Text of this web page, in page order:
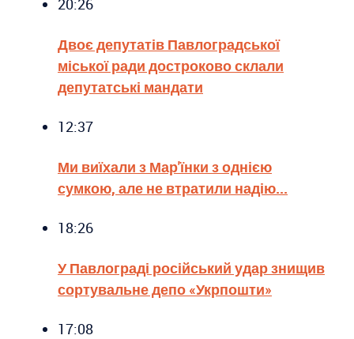
20:26
Двоє депутатів Павлоградської
міської ради достроково склали
депутатські мандати
12:37
Ми виїхали з Мар'їнки з однією
сумкою, але не втратили надію...
18:26
У Павлограді російський удар знищив
сортувальне депо «Укрпошти»
17:08